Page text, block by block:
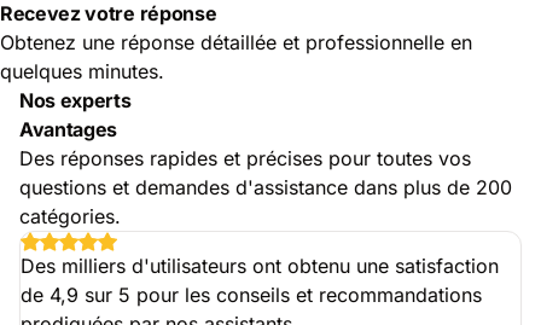
Recevez votre réponse
Obtenez une réponse détaillée et professionnelle en
quelques minutes.
Nos experts
Avantages
Des réponses rapides et précises pour toutes vos
questions et demandes d'assistance dans plus de 200
catégories.
Des milliers d'utilisateurs ont obtenu une satisfaction
de 4,9 sur 5 pour les conseils et recommandations